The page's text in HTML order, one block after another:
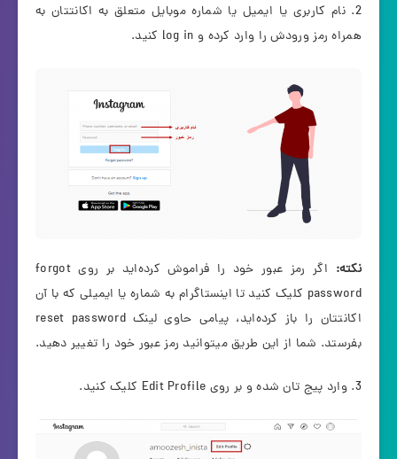
2. نام کاربری یا ایمیل یا شماره موبایل متعلق به اکانتتان به
همراه رمز ورودش را وارد کرده و log in کنید.
نکته:
اگر رمز عبور خود را فراموش کرده‌اید بر روی forgot
password کلیک کنید تا اینستاگرام به شماره یا ایمیلی که با آن
اکانتتان را باز کرده‌اید، پیامی حاوی لینک reset password
بفرستد. شما از این طریق میتوانید رمز عبور خود را تغییر دهید.
3. وارد پیج تان شده و بر روی Edit Profile کلیک کنید.